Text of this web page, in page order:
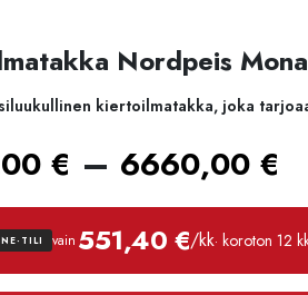
Nordpeis
kiertoilmatakka, joka
€ – 6660,00 €
-
TILI vain 551,40 €/kk· koroton 12